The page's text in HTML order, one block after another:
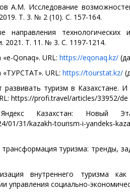
А.М. Исследование
Т. 3. № 2 (10). С. 157-164.
направления
2021. Т. 11. № 3. С. 1197-1214.
Qonaq». URL: https://eqonaq.kz/
URL: https://tourstat.kz/
развивать туризм в Казахстане.
https://profi.travel/articles/33952/
Казахстан: Новый
01/31/kazakh-tourism-i-yandeks-
туризма: тренды,
внутреннего туризма
управления социально-